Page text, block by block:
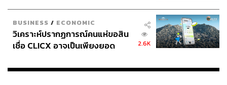
BUSINESS / ECONOMIC
วิเคราะห์ปรากฏการณ์คนแห่ขอสิน
เชื่อ CLICX อาจเป็นเพียงยอด
เรือนไทยที่ถูกซุกไว้
2.6K